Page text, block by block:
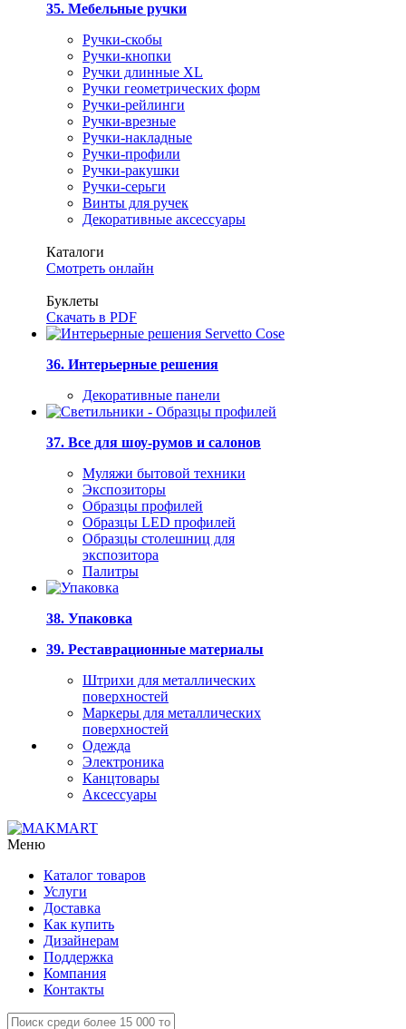
35. Мебельные ручки
Ручки-скобы
Ручки-кнопки
Ручки длинные XL
Ручки геометрических форм
Ручки-рейлинги
Ручки-врезные
Ручки-накладные
Ручки-профили
Ручки-ракушки
Ручки-серьги
Винты для ручек
Декоративные аксессуары
Каталоги
Смотреть онлайн
Буклеты
Скачать в PDF
36. Интерьерные решения
Декоративные панели
37. Все для шоу-румов и салонов
Муляжи бытовой техники
Экспозиторы
Образцы профилей
Образцы LED профилей
Образцы столешниц для
экспозитора
Палитры
38. Упаковка
39. Реставрационные материалы
Штрихи для металлических
поверхностей
Маркеры для металлических
поверхностей
Одежда
Электроника
Канцтовары
Аксессуары
Меню
Каталог товаров
Услуги
Доставка
Как купить
Дизайнерам
Поддержка
Компания
Контакты